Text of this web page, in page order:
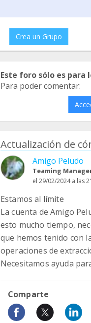
Crea un Grupo
Este foro sólo es para
Para poder comentar:
Actualización de
Amigo Peludo
Teaming
el 29/02/2024 a las
Estamos al límite
La cuenta de Amigo
esto mucho tiempo,
que hemos tenido con
operaciones de
Necesitamos ayuda
Comparte